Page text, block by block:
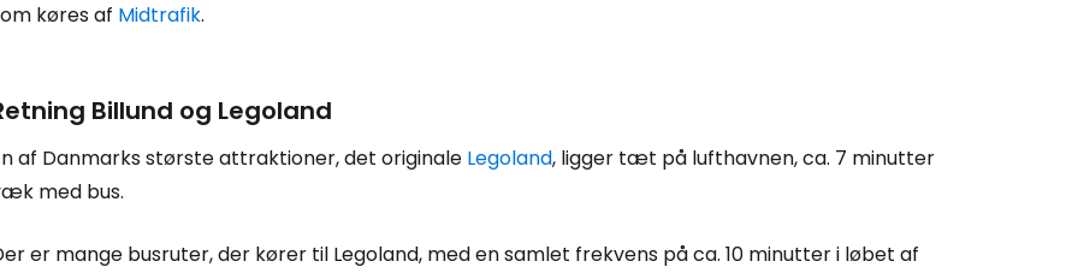
køres af Midtrafik.
Billund og Legoland
af Danmarks største attraktioner, det originale Legoland, ligger tæt på lufthavnen, ca. 7 minutter
med bus.
er mange busruter, der kører til Legoland, med en samlet frekvens på ca. 10 minutter i løbet af